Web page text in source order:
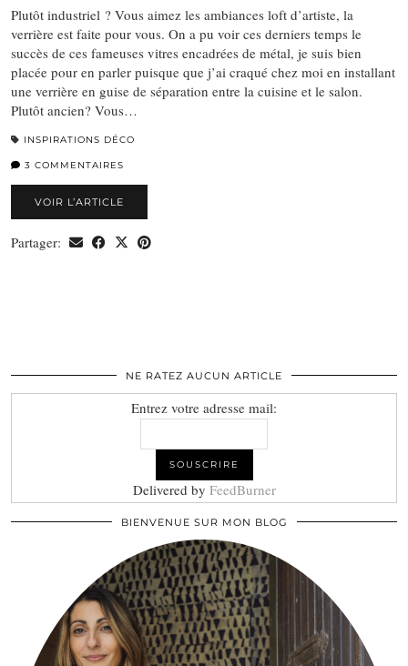
Plutôt industriel ? Vous aimez les ambiances loft d’artiste, la
verrière est faite pour vous. On a pu voir ces derniers temps le
succès de ces fameuses vitres encadrées de métal, je suis bien
placée pour en parler puisque que j’ai craqué chez moi en installant
une verrière en guise de séparation entre la cuisine et le salon.
Plutôt ancien? Vous…
INSPIRATIONS DÉCO
3 COMMENTAIRES
VOIR L’ARTICLE
Partager:
NE RATEZ AUCUN ARTICLE
Entrez votre adresse mail:
Delivered by FeedBurner
BIENVENUE SUR MON BLOG